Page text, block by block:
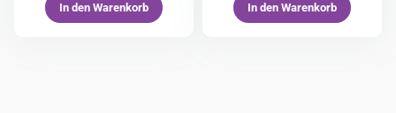
In den Warenkorb In den Warenkorb